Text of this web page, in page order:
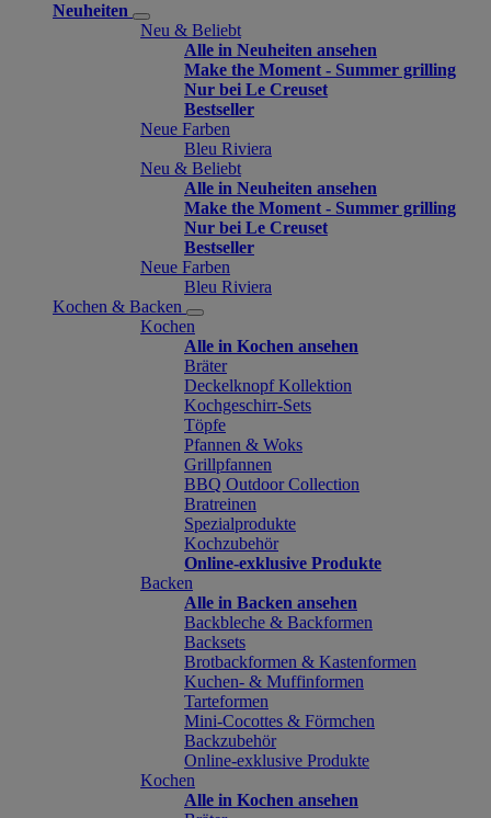
Neuheiten
Neu & Beliebt
Alle in Neuheiten ansehen
Make the Moment - Summer grilling
Nur bei Le Creuset
Bestseller
Neue Farben
Bleu Riviera
Neu & Beliebt
Alle in Neuheiten ansehen
Make the Moment - Summer grilling
Nur bei Le Creuset
Bestseller
Neue Farben
Bleu Riviera
Kochen & Backen
Kochen
Alle in Kochen ansehen
Bräter
Deckelknopf Kollektion
Kochgeschirr-Sets
Töpfe
Pfannen & Woks
Grillpfannen
BBQ Outdoor Collection
Bratreinen
Spezialprodukte
Kochzubehör
Online-exklusive Produkte
Backen
Alle in Backen ansehen
Backbleche & Backformen
Backsets
Brotbackformen & Kastenformen
Kuchen- & Muffinformen
Tarteformen
Mini-Cocottes & Förmchen
Backzubehör
Online-exklusive Produkte
Kochen
Alle in Kochen ansehen